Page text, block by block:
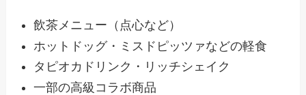
飲茶メニュー（点心など）
ホットドッグ・ミスドピッツァなどの軽食
タピオカドリンク・リッチシェイク
一部の高級コラボ商品